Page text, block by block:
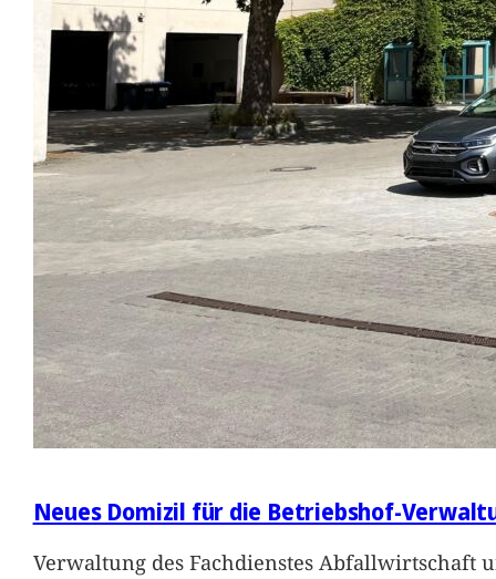
Neues Domizil für die Betriebshof-
Verwaltung des Fachdienstes Abfallwirtschaft